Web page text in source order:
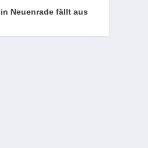
Neuenrade fällt aus